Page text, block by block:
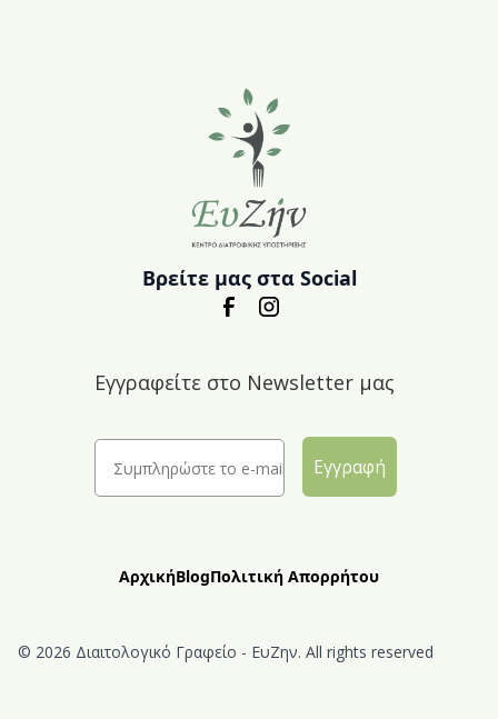
Βρείτε μας στα Social
Εγγραφείτε στο Newsletter μας
Εγγραφή
ΑρχικήBlogΠολιτική Απορρήτου
© 2026 Διαιτολογικό Γραφείο - ΕυΖην. All rights reserved